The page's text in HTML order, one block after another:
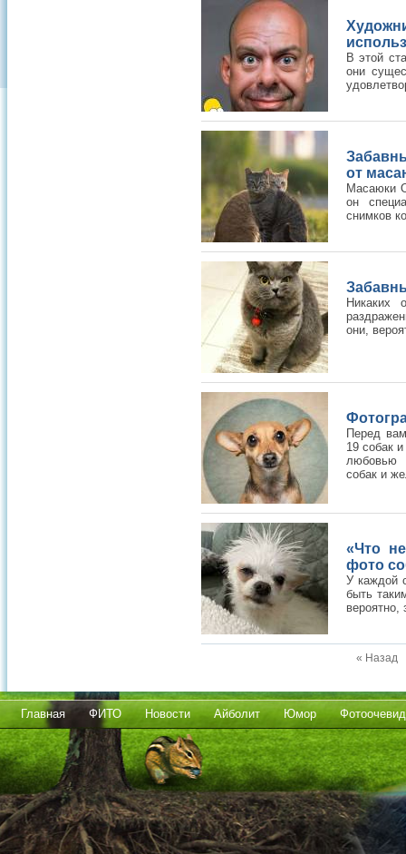
В этой
они
от
Масаюки
он
снимков
Никаких
они,
Перед
19 собак
любовью
собак и
«Что
фото
У каждой
быть
вероятно,
« Назад
Главная ФИТО Новости Айболит Юмор